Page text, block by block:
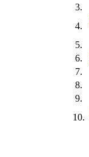
3.
4.
5.
6.
7.
8.
9.
10.